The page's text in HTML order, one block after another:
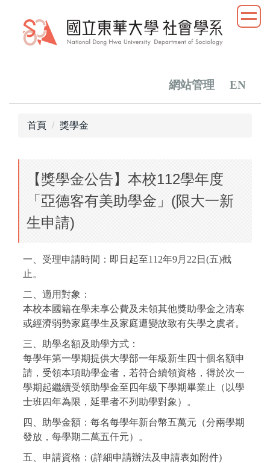
網站管理 EN
首頁 獎學金
【獎學金公告】本校112學年度
「亞德客有美助學金」(限大一新
生申請)
一、受理申請時間：即日起至112年9月22日(五)截
止。
二、適用對象：
本校本國籍在學未享公費及未領其他獎助學金之清寒
或經濟弱勢家庭學生及家庭遭變故致有失學之虞者。
三、助學名額及助學方式：
每學年第一學期提供大學部一年級新生四十個名額申
請，受領本項助學金者，若符合續領資格，得於次一
學期起繼續受領助學金至四年級下學期畢業止（以學
士班四年為限，延畢者不列助學對象）。
四、助學金額：每名每學年新台幣五萬元（分兩學期
發放，每學期二萬五仟元）。
五、申請資格：(詳細申請辦法及申請表如附件)